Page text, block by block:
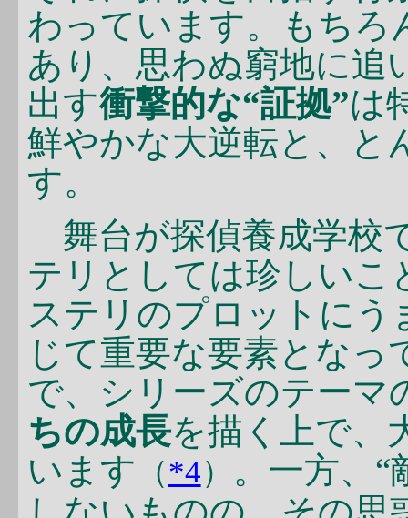
わっています。もちろ
あり、思わぬ窮地に追
出す衝撃的な“証拠”は
鮮やかな大逆転と、と
す。
舞台が探偵養成学校
テリとしては珍しいこ
ステリのプロットにう
じて重要な要素とな
で、シリーズのテーマ
ちの成長を描く上で、
います （*4）
。一方、“